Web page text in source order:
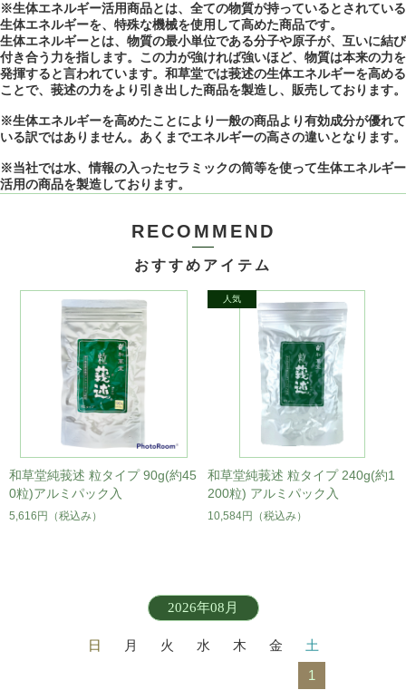
※生体エネルギー活用商品とは、全ての物質が持っているとされている
生体エネルギーを、特殊な機械を使用して高めた商品です。
生体エネルギーとは、物質の最小単位である分子や原子が、互いに結び
付き合う力を指します。この力が強ければ強いほど、物質は本来の力を
発揮すると言われています。和草堂では莪述の生体エネルギーを高める
ことで、莪述の力をより引き出した商品を製造し、販売しております。
※生体エネルギーを高めたことにより一般の商品より有効成分が優れて
いる訳ではありません。あくまでエネルギーの高さの違いとなります。
※当社では水、情報の入ったセラミックの筒等を使って生体エネルギー
活用の商品を製造しております。
RECOMMEND
おすすめアイテム
和草堂純莪述 粒タイプ 90g(約45
0粒)アルミパック入
5,616円 （税込み）
和草堂純莪述 粒タイプ 240g(約1
200粒) アルミパック入
10,584円 （税込み）
2026年08月
日 月 火 水 木 金
土
1